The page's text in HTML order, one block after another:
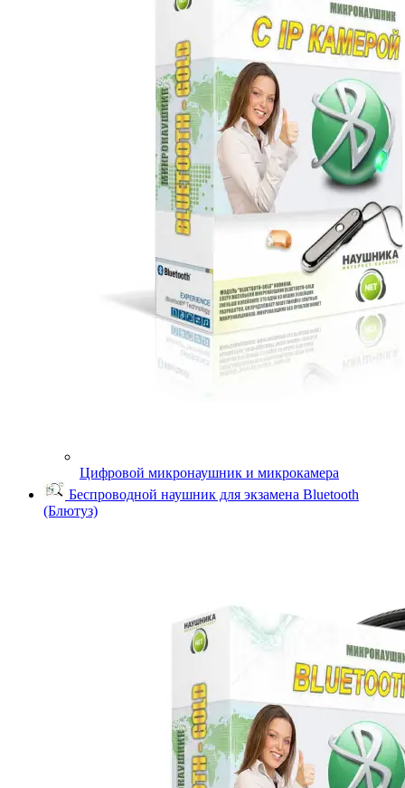
Цифровой микронаушник и микрокамера
Беспроводной наушник для экзамена Bluetooth
(Блютуз)